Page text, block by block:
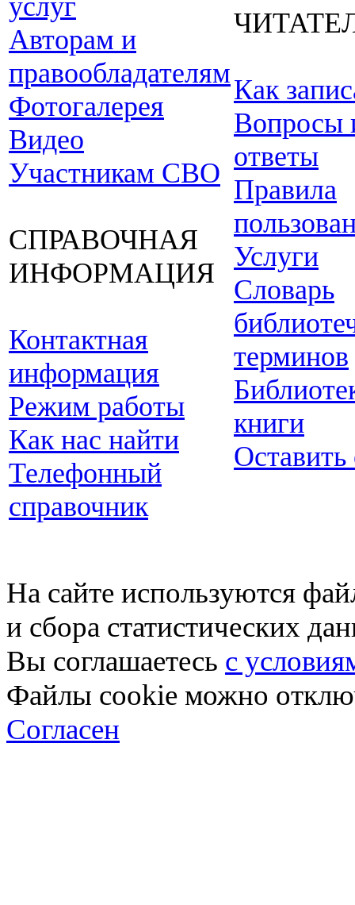
услуг
Авторам и
правообладателям
Фотогалерея
Видео
Участникам СВО
СПРАВОЧНАЯ
ИНФОРМАЦИЯ
Контактная
информация
Режим работы
Как нас найти
Телефонный
справочник
Как
Вопросы
ответы
Правила
Услуги
Словарь
терминов
книги
Оставить
На сайте используются
и сбора статистических
Вы соглашаетесь с
Файлы cookie можно
Согласен